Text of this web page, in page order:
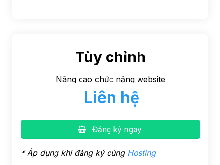
Tùy chỉnh
Nâng cao chức năng website
Liên hệ
Đăng ký ngay
* Áp dụng khi đăng ký cùng Hosting